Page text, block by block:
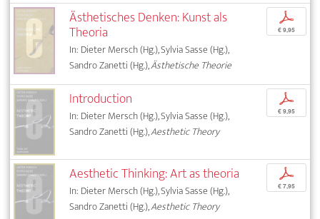
Ästhetisches Denken: Kunst als
Theoria
In: Dieter Mersch (Hg.), Sylvia Sasse (Hg.),
Sandro Zanetti (Hg.),Ästhetische Theorie
p
€ 9,95
Introduction
In: Dieter Mersch (Hg.), Sylvia Sasse (Hg.),
Sandro Zanetti (Hg.),Aesthetic Theory
p
€ 9,95
Aesthetic Thinking: Art as theoria
In: Dieter Mersch (Hg.), Sylvia Sasse (Hg.),
Sandro Zanetti (Hg.),Aesthetic Theory
p
€ 7,95